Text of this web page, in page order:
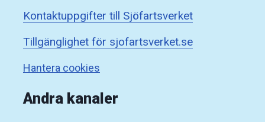
Kontaktuppgifter till Sjöfartsverket
Tillgänglighet för sjofartsverket.se
Hantera cookies
Andra kanaler